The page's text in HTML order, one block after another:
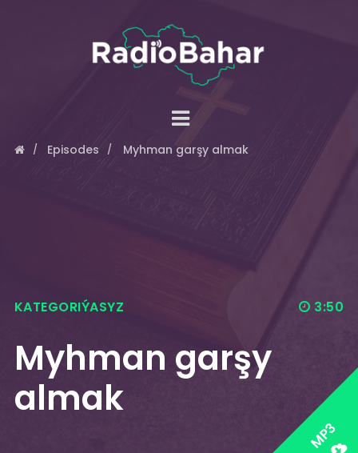
Episodes Myhman garşy almak
KATEGORIÝASYZ 3:50
Myhman garşy
almak
MP3